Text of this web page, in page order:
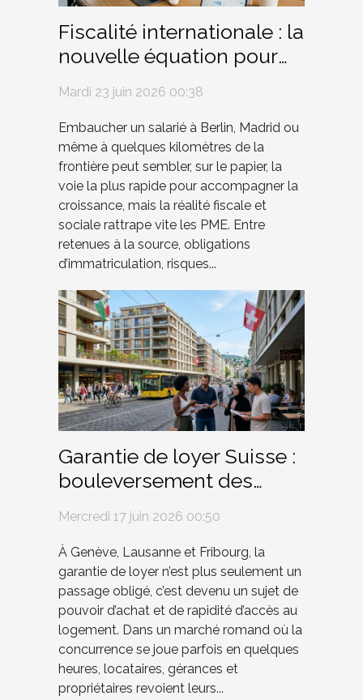
Fiscalité internationale : la
nouvelle équation pour
les PME qui embauchent
à l’étranger
Mardi 23 juin 2026 00:38
Embaucher un salarié à Berlin, Madrid ou
même à quelques kilomètres de la
frontière peut sembler, sur le papier, la
voie la plus rapide pour accompagner la
croissance, mais la réalité fiscale et
sociale rattrape vite les PME. Entre
retenues à la source, obligations
d’immatriculation, risques...
Garantie de loyer Suisse :
bouleversement des
grandes villes romandes
Mercredi 17 juin 2026 00:50
À Genève, Lausanne et Fribourg, la
garantie de loyer n’est plus seulement un
passage obligé, c’est devenu un sujet de
pouvoir d’achat et de rapidité d’accès au
logement. Dans un marché romand où la
concurrence se joue parfois en quelques
heures, locataires, gérances et
propriétaires revoient leurs...